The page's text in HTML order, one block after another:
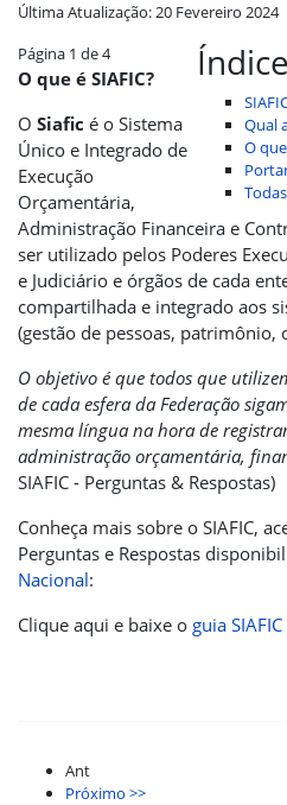
Última Atualização: 20 Fevereiro 2024
Qual
O
Página 1 de 4
O que é SIAFIC?
O Siafic é o Sistema
Único e Integrado de
Execução
Orçamentária,
Administração Financeira e
ser utilizado pelos Poderes
e Judiciário e órgãos de cada
compartilhada e integrado aos
(gestão de pessoas, patrimônio,
O objetivo é que todos que
de cada esfera da Federação
mesma língua na hora de
administração orçamentária,
SIAFIC - Perguntas & Respostas)
Conheça mais sobre o SIAFIC,
Perguntas e Respostas
Nacional:
Clique aqui e baixe o guia
Ant
Próximo >>